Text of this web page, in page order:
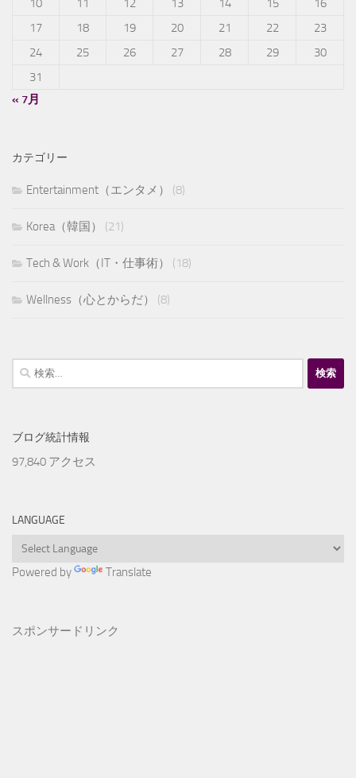
10 11 12 13 14 15
16
17
18 19 20 21 22
23
24
25 26 27 28 29
30
31
« 7月
カテゴリー
Entertainment（エンタメ） (8)
Korea（韓国） (21)
Tech & Work（IT・仕事術） (18)
Wellness（心とからだ） (8)
検
索:
ブログ統計情報
97,840 アクセス
LANGUAGE
Powered by Translate
スポンサードリンク